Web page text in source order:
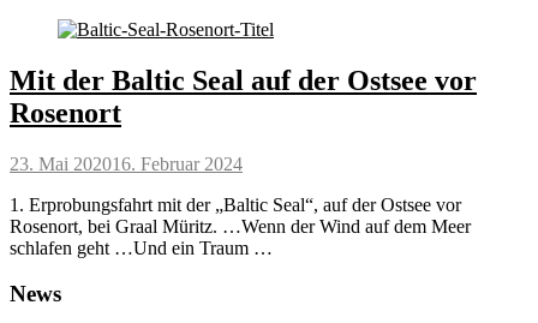
Mit der Baltic Seal auf der Ostsee vor
Rosenort
Posted
23. Mai 202016. Februar 2024
1. Erprobungsfahrt mit der „Baltic Seal“, auf der Ostsee vor
Rosenort, bei Graal Müritz. …Wenn der Wind auf dem Meer
schlafen geht …Und ein Traum …
News